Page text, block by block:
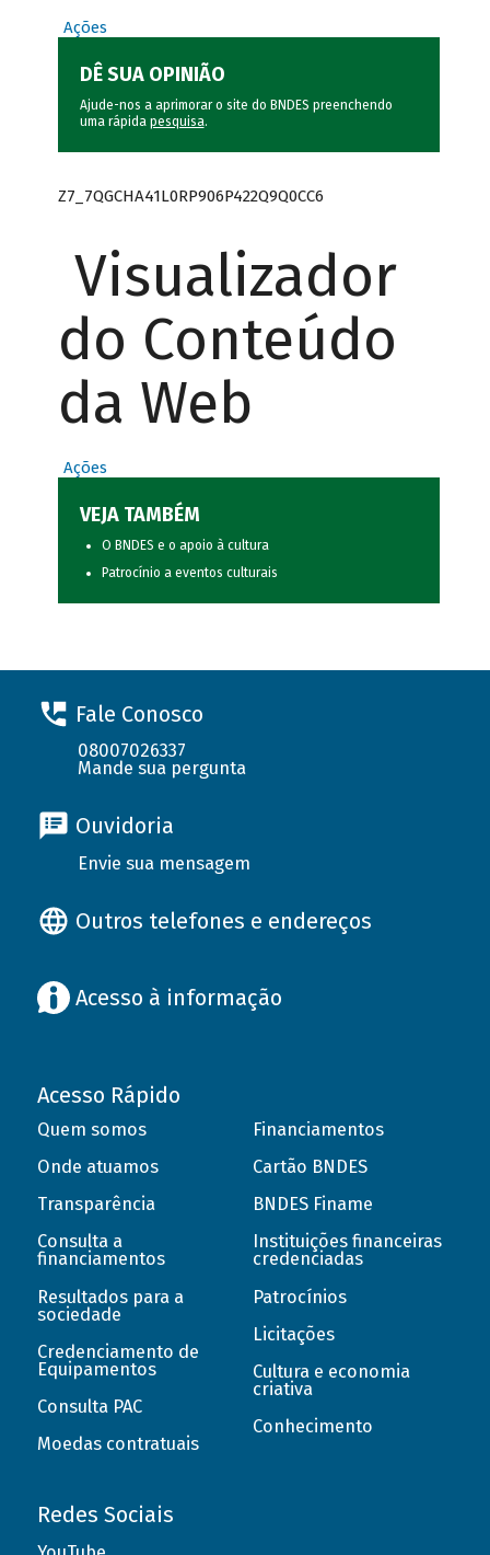
Ações
DÊ SUA OPINIÃO
Ajude-nos a aprimorar o site do BNDES preenchendo
uma rápida pesquisa.
Z7_7QGCHA41L0RP906P422Q9Q0CC6
Visualizador
do Conteúdo
da Web
Ações
VEJA TAMBÉM
O BNDES e o apoio à cultura
Patrocínio a eventos culturais
Fale Conosco
08007026337
Mande sua pergunta
Ouvidoria
Envie sua mensagem
Outros telefones e endereços
Acesso à informação
Acesso Rápido
Quem somos
Onde atuamos
Transparência
Consulta a
financiamentos
Resultados para a
sociedade
Credenciamento de
Equipamentos
Consulta PAC
Moedas contratuais
Financiamentos
Cartão BNDES
BNDES Finame
Instituições financeiras
credenciadas
Patrocínios
Licitações
Cultura e economia
criativa
Conhecimento
Redes Sociais